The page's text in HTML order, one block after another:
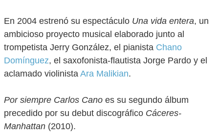
En 2004 estrenó su espectáculo Una vida entera, un
ambicioso proyecto musical elaborado junto al
trompetista Jerry González, el pianista Chano
Domínguez, el saxofonista-flautista Jorge Pardo y el
aclamado violinista Ara Malikian.
Por siempre Carlos Cano es su segundo álbum
precedido por su debut discográfico Cáceres-
Manhattan (2010).